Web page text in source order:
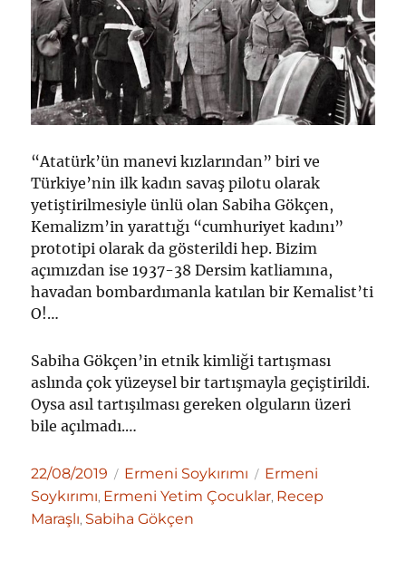
“Atatürk’ün manevi kızlarından” biri ve
Türkiye’nin ilk kadın savaş pilotu olarak
yetiştirilmesiyle ünlü olan Sabiha Gökçen,
Kemalizm’in yarattığı “cumhuriyet kadını”
prototipi olarak da gösterildi hep. Bizim
açımızdan ise 1937-38 Dersim katliamına,
havadan bombardımanla katılan bir Kemalist’ti
O!…
Sabiha Gökçen’in etnik kimliği tartışması
aslında çok yüzeysel bir tartışmayla geçiştirildi.
Oysa asıl tartışılması gereken olguların üzeri
bile açılmadı.…
Yayın
tarihi
22/08/2019 Kategoriler
Ermeni Soykırımı Etiketler
Ermeni
Soykırımı, Ermeni Yetim Çocuklar, Recep
Maraşlı, Sabiha Gökçen